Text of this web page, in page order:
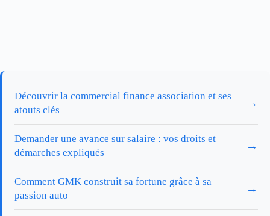
Découvrir la commercial finance association et ses
atouts clés
→
Demander une avance sur salaire : vos droits et
démarches expliqués
→
Comment GMK construit sa fortune grâce à sa
passion auto
→